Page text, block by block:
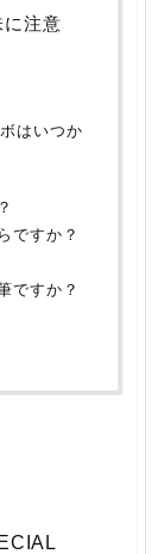
に注意
はいつか
ですか？
ですか？